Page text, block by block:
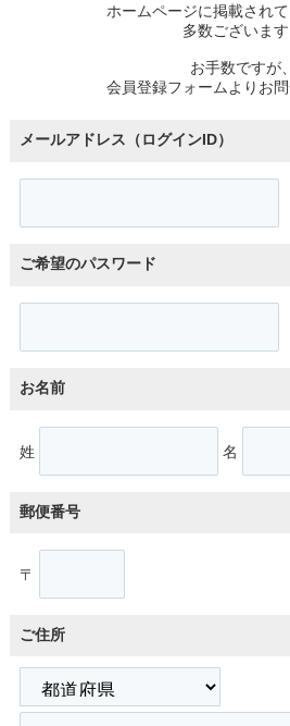
ホームページに掲載され
多数ございます
お手数ですが、
会員登録フォームよりお問
メールアドレス（ログインID）
ご希望のパスワード
お名前
姓 名
郵便番号
〒
ご住所